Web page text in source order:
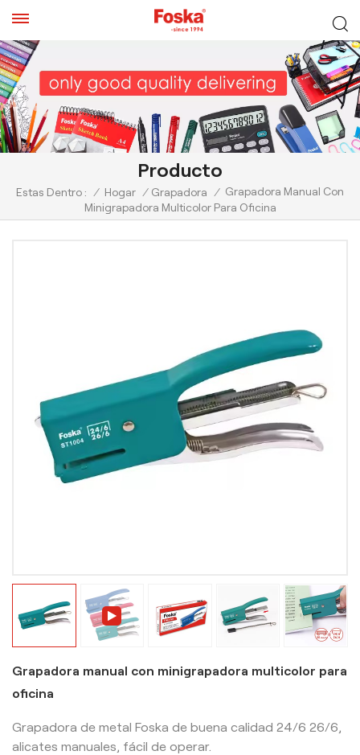
Producto
Estas Dentro : / Hogar / Grapadora / Grapadora Manual Con
Minigrapadora Multicolor Para Oficina
Grapadora manual con minigrapadora multicolor para
oficina
Grapadora de metal Foska de buena calidad 24/6 26/6,
alicates manuales, fácil de operar.